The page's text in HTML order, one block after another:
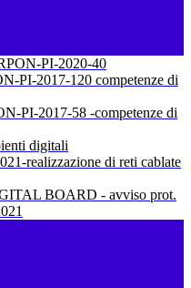
PI-2020-40
PI-2017-120 competenze di
PI-2017-58 -competenze di
digitali
realizzazione di reti cablate
BOARD - avviso prot.